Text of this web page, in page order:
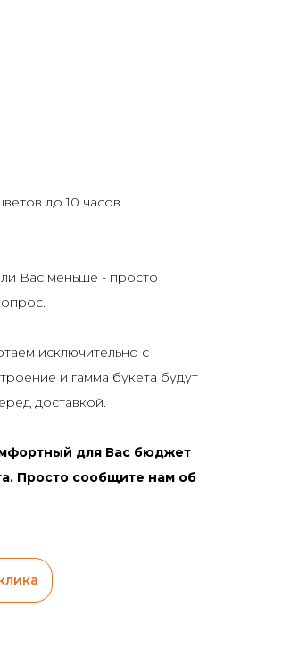
до 10 часов.
Вас меньше - просто
исключительно с
и гамма букета будут
доставкой.
для Вас бюджет
Просто сообщите нам об